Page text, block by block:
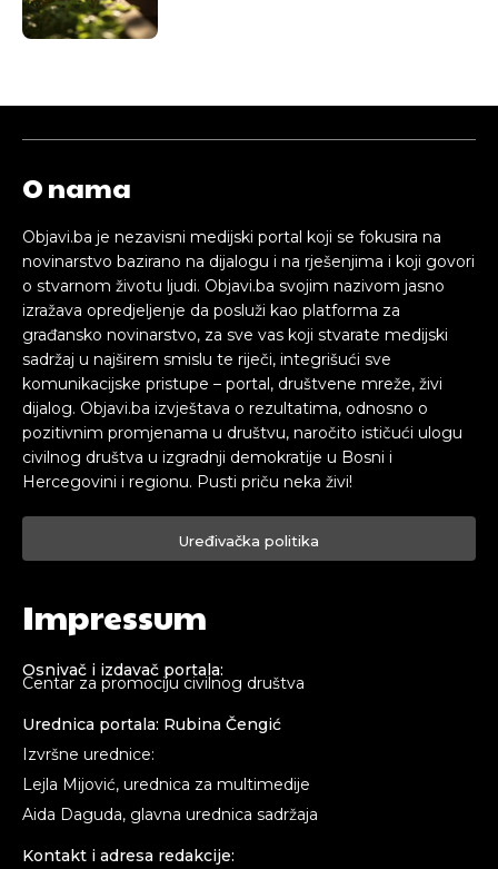
O nama
Objavi.ba je nezavisni medijski portal koji se fokusira na
novinarstvo bazirano na dijalogu i na rješenjima i koji govori
o stvarnom životu ljudi. Objavi.ba svojim nazivom jasno
izražava opredjeljenje da posluži kao platforma za
građansko novinarstvo, za sve vas koji stvarate medijski
sadržaj u najširem smislu te riječi, integrišući sve
komunikacijske pristupe – portal, društvene mreže, živi
dijalog. Objavi.ba izvještava o rezultatima, odnosno o
pozitivnim promjenama u društvu, naročito ističući ulogu
civilnog društva u izgradnji demokratije u Bosni i
Hercegovini i regionu. Pusti priču neka živi!
Uređivačka politika
Impressum
Osnivač i izdavač portala:
Centar za promociju civilnog društva
Urednica portala: Rubina Čengić
Izvršne urednice:
Lejla Mijović, urednica za multimedije
Aida Daguda, glavna urednica sadržaja
Kontakt i adresa redakcije: